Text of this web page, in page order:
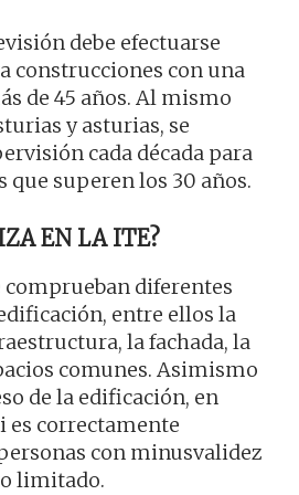
debe efectuarse
construcciones con una
de 45 años. Al mismo
y asturias, se
cada década para
que superen los 30 años.
EN LA ITE?
comprueban diferentes
entre ellos la
la fachada, la
comunes. Asimismo
de la edificación, en
es correctamente
con minusvalidez
limitado.